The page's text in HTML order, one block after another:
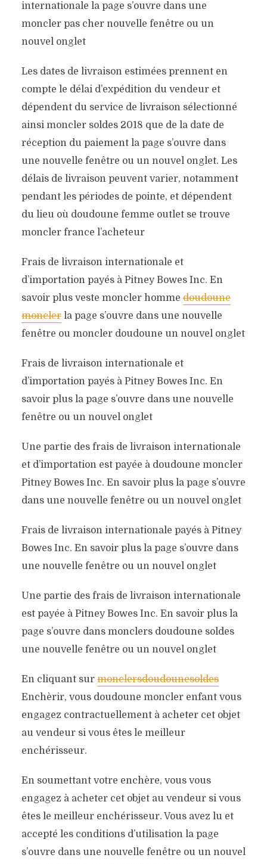
internationale la page s’ouvre dans une
moncler pas cher nouvelle fenêtre ou un
nouvel onglet
Les dates de livraison estimées prennent en
compte le délai d’expédition du vendeur et
dépendent du service de livraison sélectionné
ainsi moncler soldes 2018 que de la date de
réception du paiement la page s’ouvre dans
une nouvelle fenêtre ou un nouvel onglet. Les
délais de livraison peuvent varier, notamment
pendant les périodes de pointe, et dépendent
du lieu où doudoune femme outlet se trouve
moncler france l’acheteur
Frais de livraison internationale et
d’importation payés à Pitney Bowes Inc. En
savoir plus veste moncler hommedoudoune
monclerla page s’ouvre dans une nouvelle
fenêtre ou moncler doudoune un nouvel onglet
Frais de livraison internationale et
d’importation payés à Pitney Bowes Inc. En
savoir plus la page s’ouvre dans une nouvelle
fenêtre ou un nouvel onglet
Une partie des frais de livraison internationale
et d’importation est payée à doudoune moncler
Pitney Bowes Inc. En savoir plus la page s’ouvre
dans une nouvelle fenêtre ou un nouvel onglet
Frais de livraison internationale payés à Pitney
Bowes Inc. En savoir plus la page s’ouvre dans
une nouvelle fenêtre ou un nouvel onglet
Une partie des frais de livraison internationale
est payée à Pitney Bowes Inc. En savoir plus la
page s’ouvre dans monclers doudoune soldes
une nouvelle fenêtre ou un nouvel onglet
En cliquant surmonclersdoudounesoldes
Enchèrir, vous doudoune moncler enfant vous
engagez contractuellement à acheter cet objet
au vendeur si vous êtes le meilleur
enchérisseur.
En soumettant votre enchère, vous vous
engagez à acheter cet objet au vendeur si vous
êtes le meilleur enchérisseur. Vous avez lu et
accepté les conditions d’utilisation la page
s’ouvre dans une nouvelle fenêtre ou un nouvel